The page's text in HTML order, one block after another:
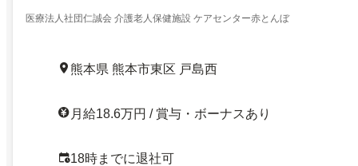
医療法人社団仁誠会 介護老人保健施設 ケアセンター赤とんぼ
熊本県 熊本市東区 戸島西
月給18.6万円 / 賞与・ボーナスあり
18時までに退社可